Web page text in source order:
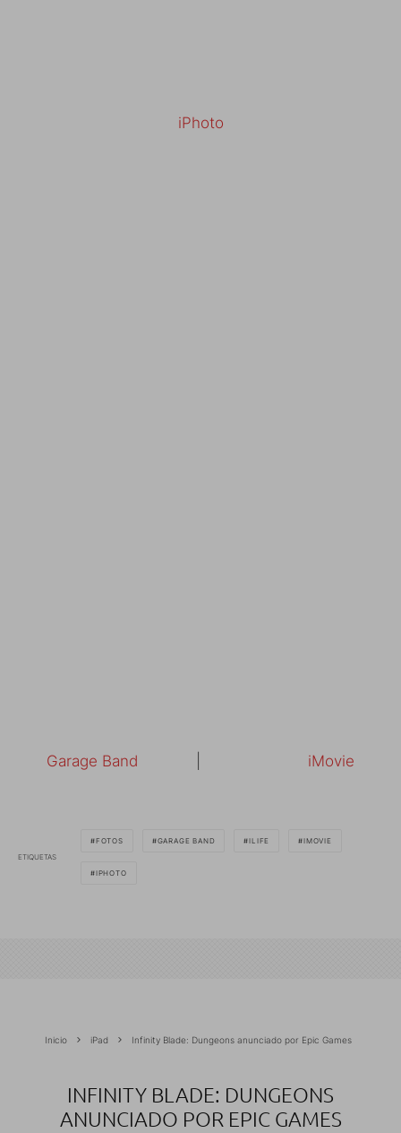
iPhoto
Garage Band iMovie
ETIQUETAS
FOTOS GARAGE BAND ILIFE IMOVIE
IPHOTO
Inicio iPad Infinity Blade: Dungeons anunciado por Epic Games
INFINITY BLADE: DUNGEONS
ANUNCIADO POR EPIC GAMES